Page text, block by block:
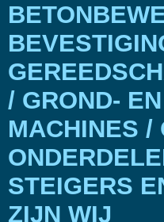
/ GROND-
MACHINES /
STEIGERS
ZIJN WIJ